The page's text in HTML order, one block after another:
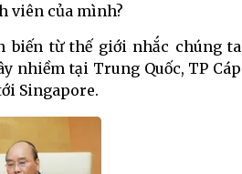
viên của mình?
biến từ thế giới nhắc chúng ta
nhiềm tại Trung Quốc, TP Cáp
Singapore.